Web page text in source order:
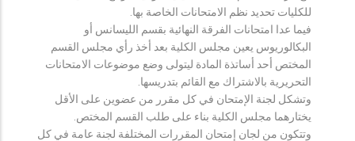
للكليات تحديد نظم الامتحانات الخاصة بها.
فيما عدا امتحانات الفرقة النهائية بقسم الليسانس أو
البكالوريوس يعين مجلس الكلية بعد أخذ رأي مجلس القسم
المختص أحد أساتذة المادة ليتولى وضع موضوعات الامتحانات
التحريرية بالاشتراك مع القائم بتدريسها.
وتشكل لجنة الإمتحان في كل مقرر من عضوين على الأقل
يختارهما مجلس الكلية بناء على طلب القسم المختص.
وتتكون من لجان إمتحان المقررات المختلفة لجنة عامة في كل